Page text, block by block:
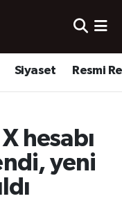
Siyaset Resmi
hesabı
yeni
Fikstür